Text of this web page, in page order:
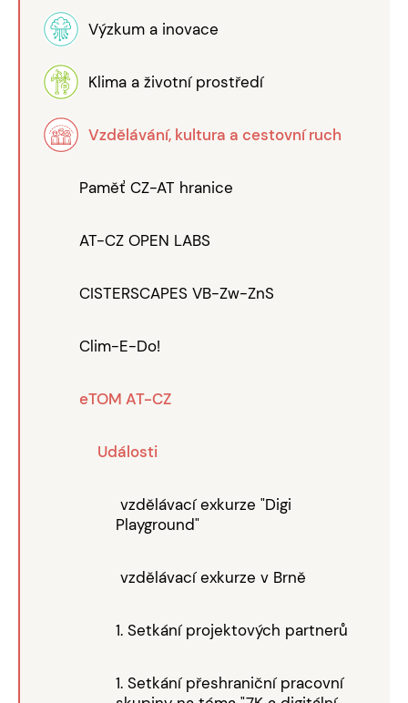
Výzkum a inovace
Klima a životní prostředí
Vzdělávání, kultura a cestovní ruch
Paměť CZ-AT hranice
AT-CZ OPEN LABS
CISTERSCAPES VB-Zw-ZnS
Clim-E-Do!
eTOM AT-CZ
Události
vzdělávací exkurze "Digi
Playground"
vzdělávací exkurze v Brně
1. Setkání projektových partnerů
1. Setkání přeshraniční pracovní